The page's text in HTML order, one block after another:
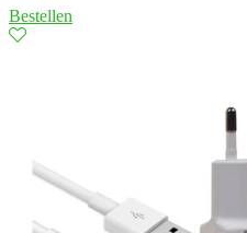
Bestellen